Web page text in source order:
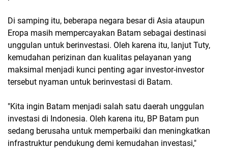
Di samping itu, beberapa negara besar di Asia ataupun
Eropa masih mempercayakan Batam sebagai destinasi
unggulan untuk berinvestasi. Oleh karena itu, lanjut Tuty,
kemudahan perizinan dan kualitas pelayanan yang
maksimal menjadi kunci penting agar investor-investor
tersebut nyaman untuk berinvestasi di Batam.
"Kita ingin Batam menjadi salah satu daerah unggulan
investasi di Indonesia. Oleh karena itu, BP Batam pun
sedang berusaha untuk memperbaiki dan meningkatkan
infrastruktur pendukung demi kemudahan investasi,"